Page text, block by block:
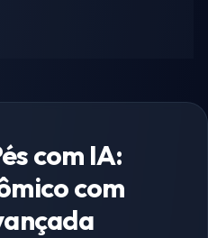
com IA:
com